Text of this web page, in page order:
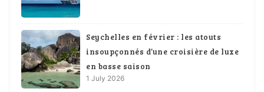
Seychelles en février : les atouts
insoupçonnés d’une croisière de luxe
en basse saison
1 July 2026